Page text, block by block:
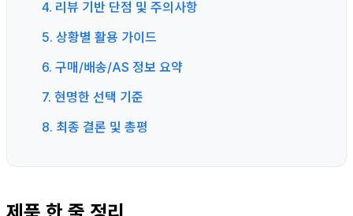
4. 리뷰 기반 단점 및 주의사항
5. 상황별 활용 가이드
6. 구매/배송/AS 정보 요약
7. 현명한 선택 기준
8. 최종 결론 및 총평